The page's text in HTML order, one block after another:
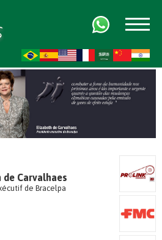
Carvalhaes
de Bracelpa